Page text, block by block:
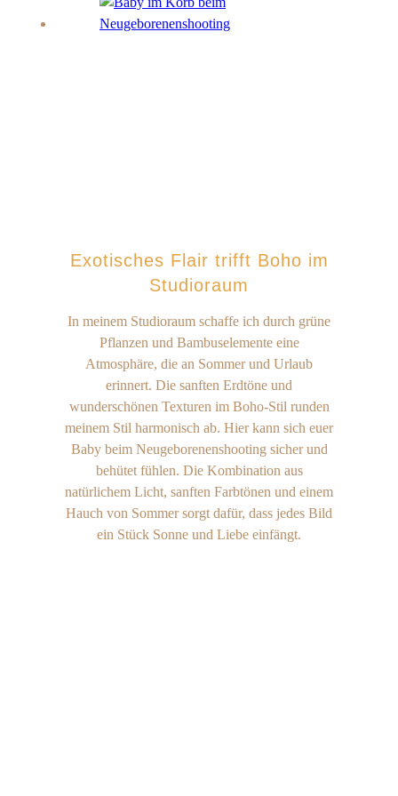
Exotisches Flair trifft Boho im
Studioraum
In meinem Studioraum schaffe ich durch grüne
Pflanzen und Bambuselemente eine
Atmosphäre, die an Sommer und Urlaub
erinnert. Die sanften Erdtöne und
wunderschönen Texturen im Boho-Stil runden
meinem Stil harmonisch ab. Hier kann sich euer
Baby beim Neugeborenenshooting sicher und
behütet fühlen. Die Kombination aus
natürlichem Licht, sanften Farbtönen und einem
Hauch von Sommer sorgt dafür, dass jedes Bild
ein Stück Sonne und Liebe einfängt.